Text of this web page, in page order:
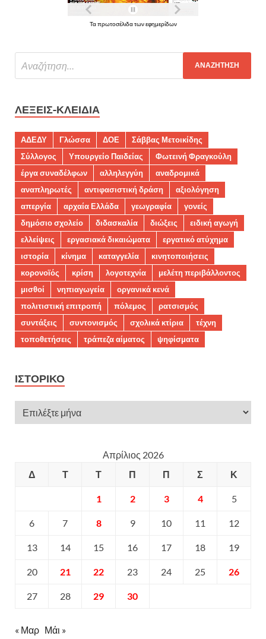
Τα πρωτοσέλιδα των εφημερίδων
ΛΈΞΕΙΣ-ΚΛΕΙΔΙΆ
ΑΔΕΔΥ Γλώσσα ΔΟΕ
Σάββας Μετοικίδης
Σύλλογος
Υπουργείο Παιδείας
Φωτεινή Φραγκούλη
έργα συναδέλφων
αλληλεγγύη
αναδρομικά
αναπληρωτές
αντιφασιστική δράση
αξιολόγηση
απεργία
αρχαία Ελλάδα γεωγραφία
γονείς
δημόσιο σχολείο
διδασκαλία διώξεις
ειδική αγωγή
ελλείψεις
εργασιακά δικαιώματα
εργατικό ατύχημα
ιστορία
κίνημα καταγγελία
κινητοποιήσεις
κορονοϊός
κρίση λογοτεχνία
μελέτη περιβάλλοντος
μισθοί
νηπιαγωγεία
οργανικά κενά
πολιτιστική επιτροπή
πόλεμος
ρατσισμός
συντάξεις
συντονισμός σχολικά κτίρια
τέχνη
τοποθετήσεις
τράπεζα αίματος ψηφίσματα
ΙΣΤΟΡΙΚΌ
Απρίλιος 2026
Δ
Τ Τ Π Π Σ Κ
1 2 3 4 5
6 7 8 9 10 11 12
13 14 15 16 17 18 19
20 21 22 23 24 25 26
27 28 29 30
« Μαρ Μάι »